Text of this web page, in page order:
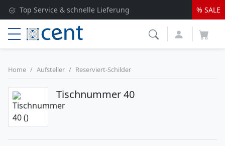
Versandkostenfrei ab 250 EUR*
Lieferung nur 1-2 Werktage
Top Service & schnelle Lieferung
% SALE
Home Aufsteller Reserviert-Schilder
Tischnummer 40